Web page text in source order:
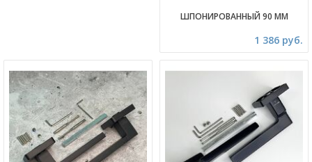
ШПОНИРОВАННЫЙ 90 ММ
1 386 руб.